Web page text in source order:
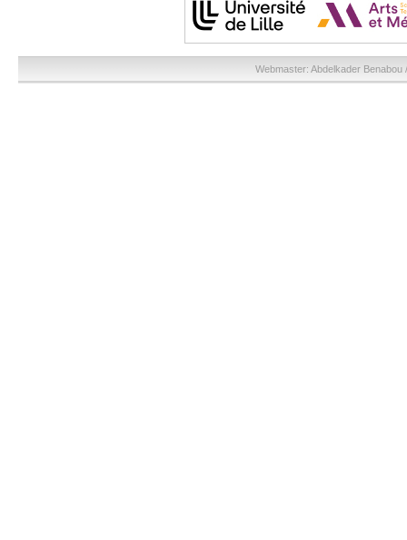
Webmaster: Abdelkader Benabou